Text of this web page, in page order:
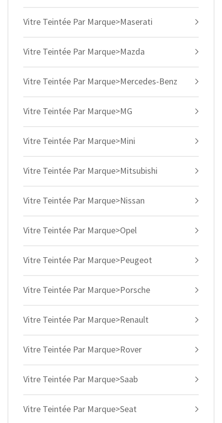
Vitre Teintée Par Marque>Maserati
Vitre Teintée Par Marque>Mazda
Vitre Teintée Par Marque>Mercedes-Benz
Vitre Teintée Par Marque>MG
Vitre Teintée Par Marque>Mini
Vitre Teintée Par Marque>Mitsubishi
Vitre Teintée Par Marque>Nissan
Vitre Teintée Par Marque>Opel
Vitre Teintée Par Marque>Peugeot
Vitre Teintée Par Marque>Porsche
Vitre Teintée Par Marque>Renault
Vitre Teintée Par Marque>Rover
Vitre Teintée Par Marque>Saab
Vitre Teintée Par Marque>Seat